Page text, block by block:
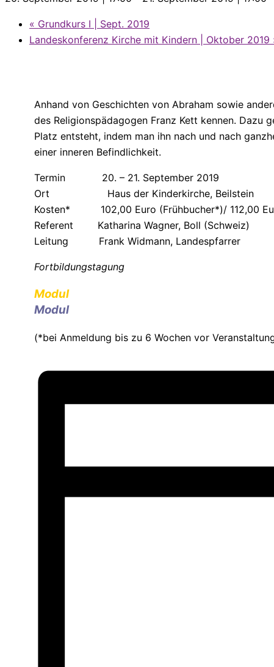
« Grundkurs I | Sept. 2019
Landeskonferenz Kirche mit Kindern | Oktober 2019
Anhand von Geschichten von Abraham sowie
des Religionspädagogen Franz Kett kennen. Dazu
Platz entsteht, indem man ihn nach und nach
einer inneren Befindlichkeit.
Termin 20. – 21. September 2019
Ort Haus der Kinderkirche, Beilstein
Kosten* 102,00 Euro (Frühbucher*)/ 112,00
Referent Katharina Wagner, Boll (Schweiz)
Leitung Frank Widmann, Landespfarrer
Fortbildungstagung
Modul
Modul
(*bei Anmeldung bis zu 6 Wochen vor